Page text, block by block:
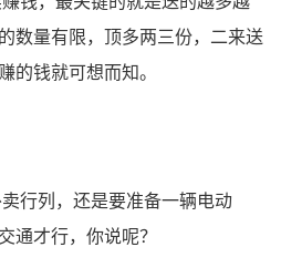
数量有限，顶多两三份，二来送
的钱就可想而知。
行列，还是要准备一辆电动
通才行，你说呢？